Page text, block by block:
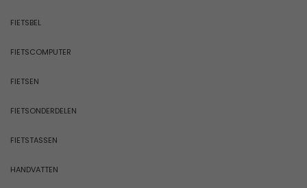
FIETSBEL
FIETSCOMPUTER
FIETSEN
FIETSONDERDELEN
FIETSTASSEN
HANDVATTEN